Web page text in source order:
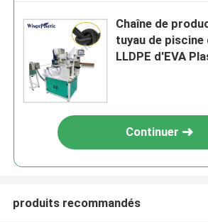
Chaîne de
tuyau de piscine
LLDPE d'EVA
Continuer
produits recommandés